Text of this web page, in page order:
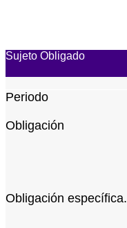
Sujeto Obligado
Periodo
Obligación
Obligación específica.